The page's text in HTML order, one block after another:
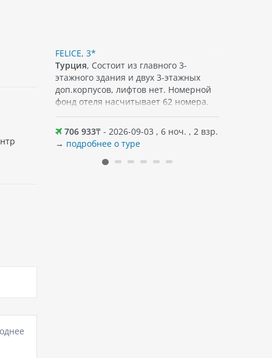
DINARA GARDEN), 3*
, 2 взр.
FELICE, 3*
Турция, Состоит из главного 3-
этажного здания и двух 3-этажных
доп.корпусов, лифтов нет. Номерной
фонд отеля насчитывает 62 номера.
706 933₸ - 2026-09-03 , 6 ноч. , 2 взр.
→ подробнее о туре